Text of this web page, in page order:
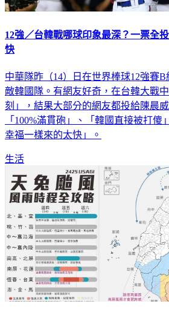
12強／台韓戰哪球印象最深？一票全
快
中華隊昨（14）日在世界棒球12強賽
敵韓國隊。有網友好奇，在台韓大戰
刻」，結果大部分的網友都投給陳晨
「100%滿貫砲」、「韓國直接被打傻
幸福一樣來的太快」。
生活